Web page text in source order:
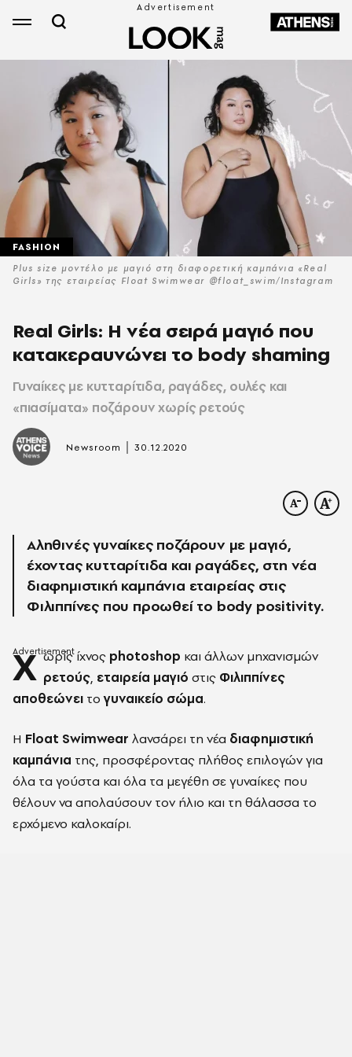
Plus size μοντέλο με μαγιό στη διαφορετική καμπάνια «Real
Girls» της εταιρείας Float Swimwear @float_swim/Instagram
FASHION
Real Girls: Η νέα σειρά μαγιό που
κατακεραυνώνει το body shaming
Γυναίκες με κυτταρίτιδα, ραγάδες, ουλές και
«πιασίματα» ποζάρουν χωρίς ρετούς
Newsroom |30.12.2020
Αληθινές γυναίκες ποζάρουν με μαγιό,
έχοντας κυτταρίτιδα και ραγάδες, στη νέα
διαφημιστική καμπάνια εταιρείας στις
Φιλιππίνες που προωθεί το body positivity.
Χ ωρίς ίχνος photoshop και άλλων μηχανισμών
ρετούς, εταιρεία μαγιό στις Φιλιππίνες
αποθεώνει τογυναικείο σώμα.
H Float Swimwear λανσάρει τη νέα διαφημιστική
καμπάνια της, προσφέροντας πλήθος επιλογών για
όλα τα γούστα και όλα τα μεγέθη σε γυναίκες που
θέλουν να απολαύσουν τον ήλιο και τη θάλασσα το
ερχόμενο καλοκαίρι.